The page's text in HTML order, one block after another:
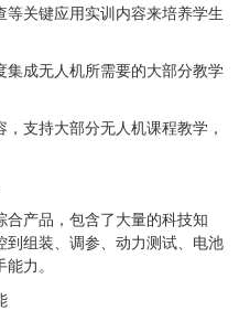
关键应用实训内容来培养学生
成无人机所需要的大部分教学
支持大部分无人机课程教学，
产品，包含了大量的科技知
组装、调参、动力测试、电池
力。